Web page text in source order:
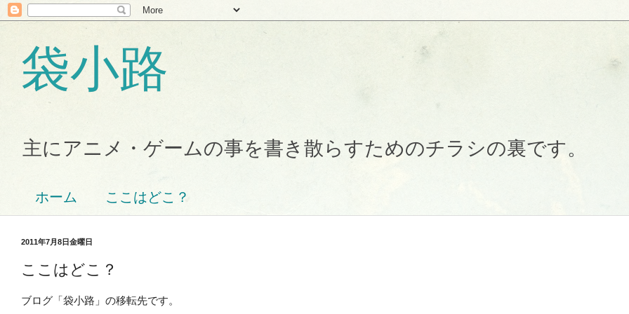
袋小路
主にアニメ・ゲームの事を書き散らすためのチラシの裏です。
ホーム ここはどこ？
2011年7月8日金曜日
ここはどこ？
ブログ「袋小路」の移転先です。